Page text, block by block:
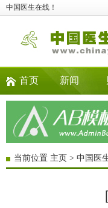
中国医生在线！
首页 新闻
当前位置 主页 > 中国医